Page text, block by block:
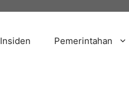
Insiden Pemerintahan